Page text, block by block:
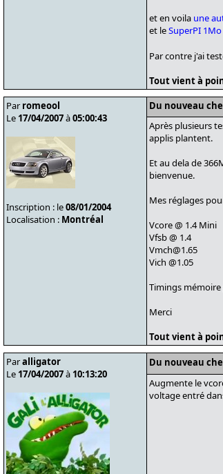
et en voila une
et leSuperPI
Par contre j'ai
Tout vient à
Par romeool
Le 17/04/2007à05:00:43
Inscription : le08/01/2004
Localisation : Montréal
Du nouveau
Après plusieurs
applis plantent.
Et au dela de
bienvenue.
Mes réglages
Vcore @ 1.4 Mini
Vfsb @ 1.4
Vmch@1.65
Vich @1.05
Timings mémoire
Merci
Tout vient à
Paralligator
Le 17/04/2007à 10:13:20
Du nouveau
Augmente le
voltage entré